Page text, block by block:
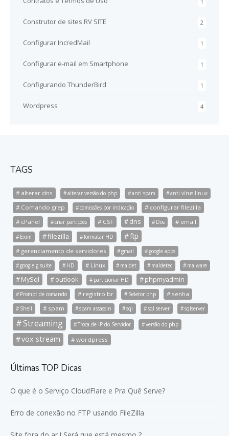
2
Construtor de sites RV SITE
1
Configurar IncredMail
1
Configurar e-mail em Smartphone
1
Configurando ThunderBird
4
Wordpress
TAGS
alterar dns alterar versão do php anti spam anti vírus linux
Comando grep comissões por indicação
configurar filezilla
cPanel
criar partições CSF dns Dos email
Exim filezilla formatar HD ftp
gerenciamento de servidores gmail
google apps
google g suite
HD Linux maldet maldetec malware
MySql outlook particionar HD phpmyadmin
Prompt de comando registro br Seletor php senha
Shell spam spam assassin sql sql server sqlserver
Streaming Troca de IP do Servidor versão do php
vox stream wordpress
Últimas TOP Dicas
O que é o Serviço CloudFlare e Pra Quê Serve?
Erro de conexão no FTP usando FileZilla